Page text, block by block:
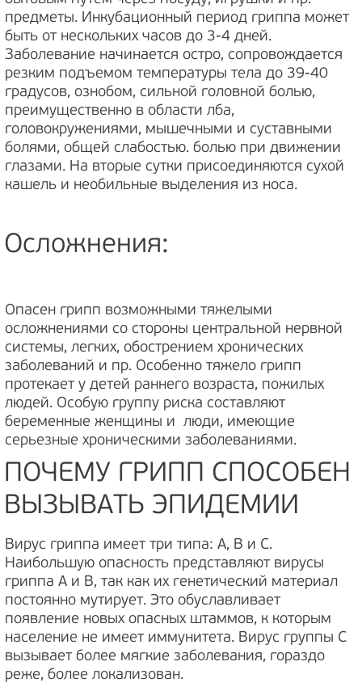
предметы. Инкубационный период гриппа может
быть от нескольких часов до 3-4 дней.
Заболевание начинается остро, сопровождается
резким подъемом температуры тела до 39-40
градусов, ознобом, сильной головной болью,
преимущественно в области лба,
головокружениями, мышечными и суставными
болями, общей слабостью. болью при движении
глазами. На вторые сутки присоединяются сухой
кашель и необильные выделения из носа.
Осложнения:
Опасен грипп возможными тяжелыми
осложнениями со стороны центральной нервной
системы, легких, обострением хронических
заболеваний и пр. Особенно тяжело грипп
протекает у детей раннего возраста, пожилых
людей. Особую группу риска составляют
беременные женщины и люди, имеющие
серьезные хроническими заболеваниями.
ПОЧЕМУ ГРИПП СПОСОБЕН
ВЫЗЫВАТЬ ЭПИДЕМИИ
Вирус гриппа имеет три типа: А, В и С.
Наибольшую опасность представляют вирусы
гриппа А и В, так как их генетический материал
постоянно мутирует. Это обуславливает
появление новых опасных штаммов, к которым
население не имеет иммунитета. Вирус группы С
вызывает более мягкие заболевания, гораздо
реже, более локализован.